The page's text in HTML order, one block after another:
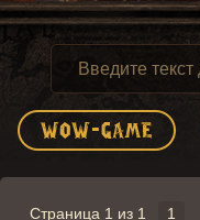
Страница 1 из 1 1